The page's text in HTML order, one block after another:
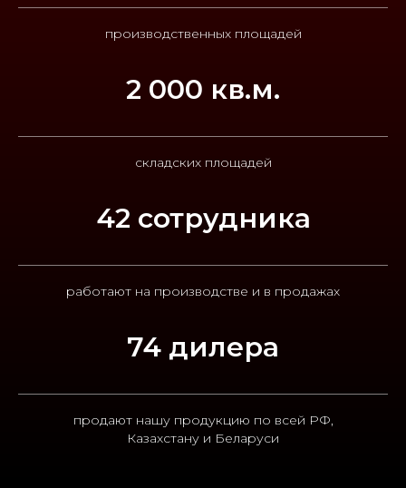
производственных площадей
2 000 кв.м.
складских площадей
42 сотрудника
работают на производстве и в продажах
74 дилера
продают нашу продукцию по всей РФ,
Казахстану и Беларуси